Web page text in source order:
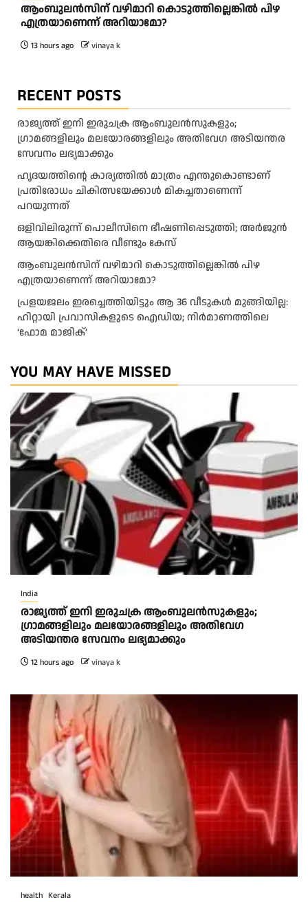
ആംബുലന്‍സിന് വഴിമാറി കൊടുത്തില്ലെങ്കില്‍ പിഴ
എത്രയാണെന്ന് അറിയാമോ?
13 hours ago vinaya k
RECENT POSTS
രാജ്യത്ത് ഇനി ഇരുചക്ര ആംബുലന്‍സുകളും;
ഗ്രാമങ്ങളിലും മലയോരങ്ങളിലും അതിവേഗ അടിയന്തര
സേവനം ലഭ്യമാക്കും
ഹൃദയത്തിന്റെ കാര്യത്തിൽ മാത്രം എന്തുകൊണ്ടാണ്
പ്രതിരോധം ചികിത്സയേക്കാൾ മികച്ചതാണെന്ന്
പറയുന്നത്
ഒളിവിലിരുന്ന് പൊലീസിനെ ഭീഷണിപ്പെടുത്തി; അർജുൻ
ആയങ്കിക്കെതിരെ വീണ്ടും കേസ്
ആംബുലന്‍സിന് വഴിമാറി കൊടുത്തില്ലെങ്കില്‍ പിഴ
എത്രയാണെന്ന് അറിയാമോ?
പ്രളയജലം ഇരച്ചെത്തിയിട്ടും ആ 36 വീടുകൾ മുങ്ങിയില്ല:
ഹിറ്റായി പ്രവാസികളുടെ ഐഡിയ; നിർമാണത്തിലെ
‘ഫോമ മാജിക്’
YOU MAY HAVE MISSED
India
രാജ്യത്ത് ഇനി ഇരുചക്ര ആംബുലന്‍സുകളും;
ഗ്രാമങ്ങളിലും മലയോരങ്ങളിലും അതിവേഗ
അടിയന്തര സേവനം ലഭ്യമാക്കും
12 hours ago vinaya k
health Kerala